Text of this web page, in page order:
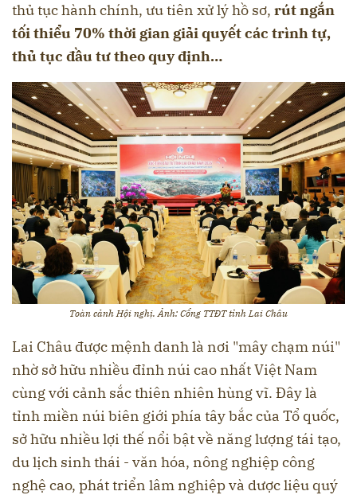
thủ tục hành chính, ưu tiên xử lý hồ sơ, rút ngắn
tối thiểu 70% thời gian giải quyết các trình tự,
thủ tục đầu tư theo quy định…
Toàn cảnh Hội nghị. Ảnh: Cổng TTĐT tỉnh Lai Châu
Lai Châu được mệnh danh là nơi "mây chạm núi"
nhờ sở hữu nhiều đỉnh núi cao nhất Việt Nam
cùng với cảnh sắc thiên nhiên hùng vĩ. Đây là
tỉnh miền núi biên giới phía tây bắc của Tổ quốc,
sở hữu nhiều lợi thế nổi bật về năng lượng tái tạo,
du lịch sinh thái - văn hóa, nông nghiệp công
nghệ cao, phát triển lâm nghiệp và dược liệu quý